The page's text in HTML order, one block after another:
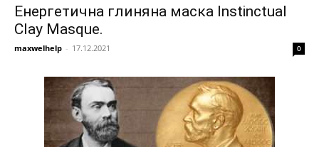
Енергетична глиняна маска Instinctual
Clay Masque.
maxwelhelp - 17.12.2021 0